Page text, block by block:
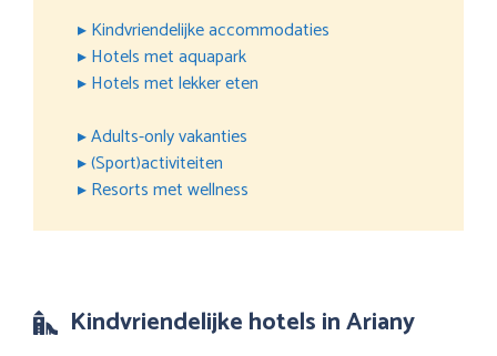
▸ Kindvriendelijke accommodaties
▸ Hotels met aquapark
▸ Hotels met lekker eten
▸ Adults-only vakanties
▸ (Sport)activiteiten
▸ Resorts met wellness
Kindvriendelijke hotels in Ariany